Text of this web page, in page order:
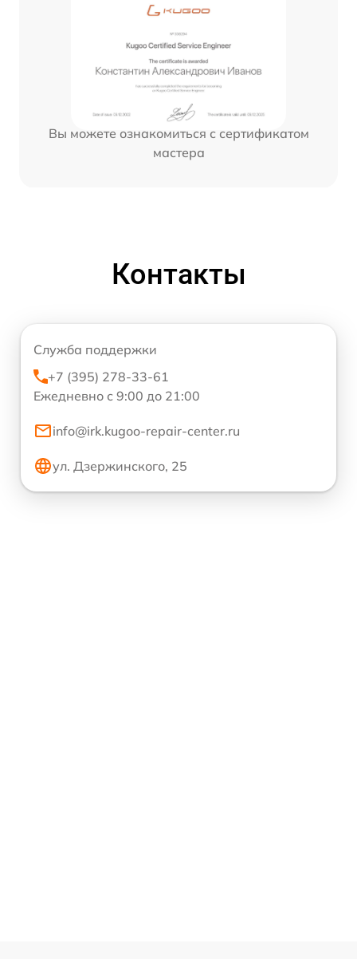
Вы можете ознакомиться с сертификатом
мастера
Контакты
Служба поддержки
+7 (395) 278-33-61
Ежедневно с 9:00 до 21:00
info@irk.kugoo-repair-center.ru
ул. Дзержинского, 25